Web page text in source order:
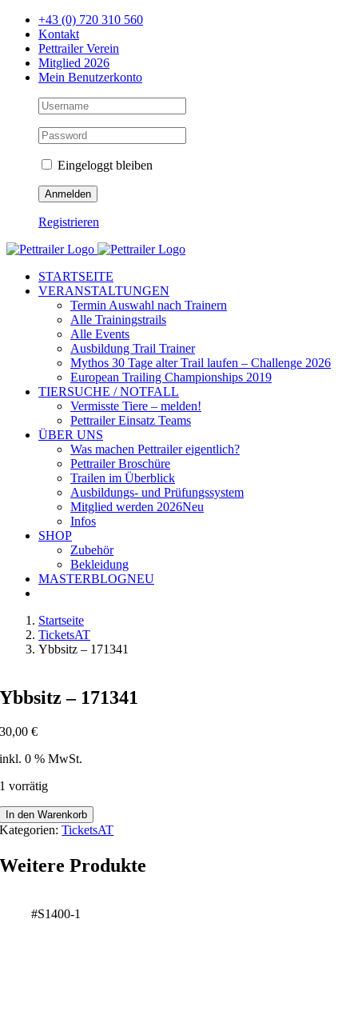
Zum
Inhalt
springen
+43 (0) 720 310 560
Kontakt
Pettrailer Verein
Mitglied 2026
Mein Benutzerkonto
Eingeloggt bleiben
Registrieren
Facebook
X
YouTube
Instagram
STARTSEITE
VERANSTALTUNGEN
Termin Auswahl nach Trainern
Alle Trainingstrails
Alle Events
Ausbildung Trail Trainer
Mythos 30 Tage alter Trail laufen – Challenge 2026
European Trailing Championships 2019
TIERSUCHE / NOTFALL
Vermisste Tiere – melden!
Pettrailer Einsatz Teams
ÜBER UNS
Was machen Pettrailer eigentlich?
Pettrailer Broschüre
Trailen im Überblick
Ausbildungs- und Prüfungssystem
Mitglied werden 2026Neu
Infos
SHOP
Zubehör
Bekleidung
MASTERBLOGNEU
Startseite
TicketsAT
Ybbsitz – 171341
Ybbsitz – 171341
30,00€
inkl. 0 % MwSt.
1 vorrätig
In den Warenkorb
Kategorien:TicketsAT
Weitere Produkte
#S1400-1